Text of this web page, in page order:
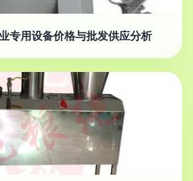
专用设备价格与批发供应分析